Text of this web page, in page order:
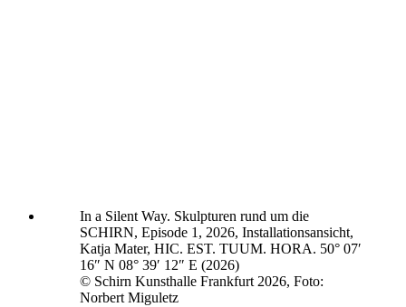
In a Silent Way. Skulpturen rund um die
SCHIRN, Episode 1, 2026, Installationsansicht,
Katja Mater, HIC. EST. TUUM. HORA. 50° 07′
16″ N 08° 39′ 12″ E (2026)
© Schirn Kunsthalle Frankfurt 2026, Foto:
Norbert Miguletz